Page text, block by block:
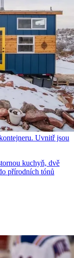
Uvnitř jsou
kuchyň, dvě
přírodních tónů